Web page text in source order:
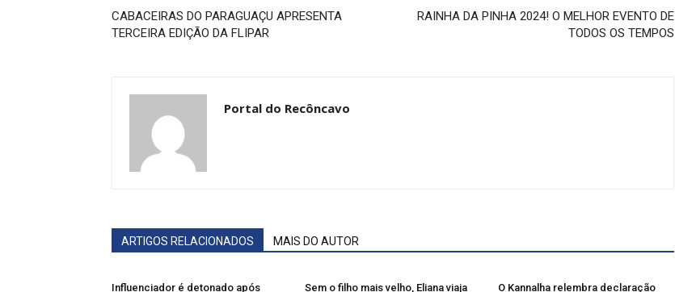
CABACEIRAS DO PARAGUAÇU APRESENTA
TERCEIRA EDIÇÃO DA FLIPAR
RAINHA DA PINHA 2024! O MELHOR EVENTO DE
TODOS OS TEMPOS
Portal do Recôncavo
ARTIGOS RELACIONADOS MAIS DO AUTOR
Influenciador é detonado após
Sem o filho mais velho, Eliana viaja
O Kannalha relembra declaração